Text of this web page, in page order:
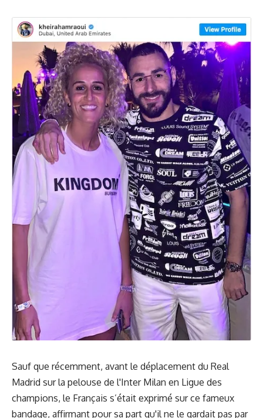
Sauf que récemment, avant le déplacement du Real
Madrid sur la pelouse de l'Inter Milan en Ligue des
champions, le Français s’était exprimé sur ce fameux
bandage, affirmant pour sa part qu'il ne le gardait pas par